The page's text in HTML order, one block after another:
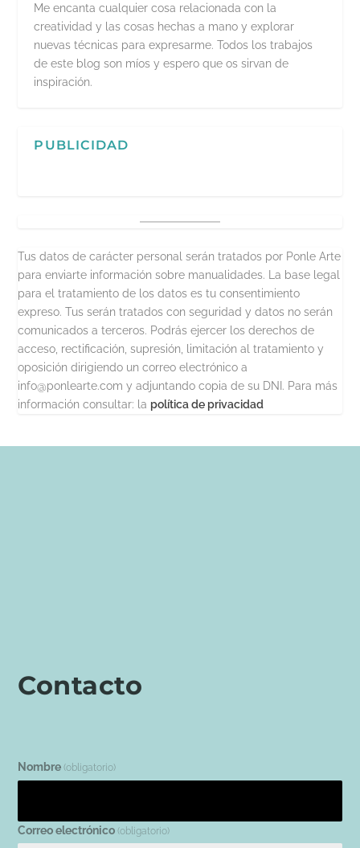
Me encanta cualquier cosa relacionada con la
creatividad y las cosas hechas a mano y explorar
nuevas técnicas para expresarme. Todos los trabajos
de este blog son míos y espero que os sirvan de
inspiración.
PUBLICIDAD
Tus datos de carácter personal serán tratados por Ponle Arte
para enviarte información sobre manualidades. La base legal
para el tratamiento de los datos es tu consentimiento
expreso. Tus serán tratados con seguridad y datos no serán
comunicados a terceros. Podrás ejercer los derechos de
acceso, rectificación, supresión, limitación al tratamiento y
oposición dirigiendo un correo electrónico a
info@ponlearte.com y adjuntando copia de su DNI. Para más
información consultar: la política de privacidad
Contacto
Nombre (obligatorio)
Correo electrónico (obligatorio)